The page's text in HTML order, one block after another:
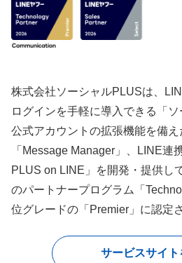
株式会社ソーシャルPLUSは、
ログインを手軽に導入できる「
公式アカウントの拡張機能を備
「Message Manager」、LINE連
PLUS on LINE」を開発・提供し
のパートナープログラム「
位グレードの「Premier」に認定
サービスサイト